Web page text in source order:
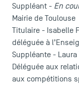
Suppléant - En
Mairie de Toulouse
Titulaire - Isabelle
déléguée à
Suppléante - Laura
Déléguée aux
aux compétitions